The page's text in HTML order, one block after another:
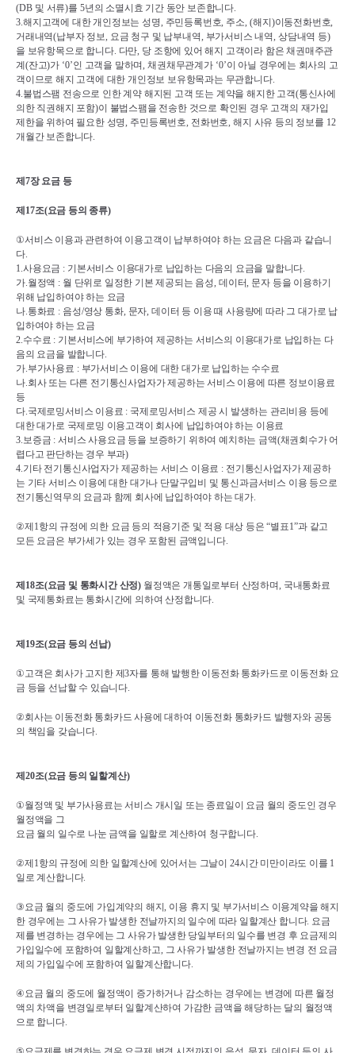
(DB 및 서류)를 5년의 소멸시효 기간 동안 보존합니다.
3.해지고객에 대한 개인정보는 성명, 주민등록번호, 주소, (해지 )이동전화번호
거래내역(납부자 정보, 요금 청구 및 납부내역, 부가서비스 내역, 상담내역 등)
을 보유항목으로 합니다. 다만, 당 조항에 있어 해지 고객이라 함은 채권매주관
계 (잔고)가 ‘0’인 고객을 말하며, 채권채무관계가 ‘0’이 아닐 경우에는 회사의 고
객이므로 해지 고객에 대한 개인정보 보유항목과는 무관합니다.
4.불법스팸 전송으로 인한 계약 해지된 고객 또는 계약을 해지한 고객(통신사에
의한 직권해지 포함)이 불법스팸을 전송한 것으로 확인된 경우 고객의 재가입
제한을 위하여 필요한 성명, 주민등록번호, 전화번호, 해지 사유 등의 정보를 12
개월간 보존합니다.
제 7장 요금 등
제 17조(요금 등의 종류)
①서비스 이용과 관련하여 이용고객이 납부하여야 하는 요금은 다음과 같습니
다.
1.사용요금 : 기본서비스 이용대가로 납입하는 다음의 요금을 말합니다.
가.월정액 : 월 단위로 일정한 기본 제공되는 음성, 데이터, 문자 등을 이용하기
위해 납입하여야 하는 요금
나.통화료 : 음성/영상 통화, 문자, 데이터 등 이용 때 사용량에 따라 그 대가로 납
입하여야 하는 요금
2.수수료 : 기본서비스에 부가하여 제공하는 서비스의 이용대가로 납입하는 다
음의 요금을 발합니다.
가.부가사용료 : 부가서비스 이용에 대한 대가로 납입하는 수수료
나.회사 또는 다른 전기통신사업자가 제공하는 서비스 이용에 따른 정보이용료
등
다.국제로밍서비스 이용료 : 국제로밍서비스 제공 시 발생하는 관리비용 등에
대한 대가로 국제로밍 이용고객이 회사에 납입하여야 하는 이용료
3.보증금 : 서비스 사용요금 등을 보증하기 위하여 예치하는 금액(채권회수가 어
렵다고 판단하는 경우 부과)
4.기타 전기통신사업자가 제공하는 서비스 이용료 : 전기통신사업자가 제공하
는 기타 서비스 이용에 대한 대가나 단말구입비 및 통신과금서비스 이용 등으로
전기통신역무의 요금과 함께 회사에 납입하여야 하는 대가.
②제 1항의 규정에 의한 요금 등의 적용기준 및 적용 대상 등은 “별표1”과 같고
모든 요금은 부가세가 있는 경우 포함된 금액입니다.
제 18조(요금 및 통화시간 산정) 월정액은 개통일로부터 산정하며, 국내통화료
및 국제통화료는 통화시간에 의하여 산정합니다.
제 19조(요금 등의 선납)
①고객은 회사가 고지한 제3자를 통해 발행한 이동전화 통화카드로 이동전화 요
금 등을 선납할 수 있습니다.
②회사는 이동전화 통화카드 사용에 대하여 이동전화 통화카드 발행자와 공동
의 책임을 갖습니다.
제 20조(요금 등의 일할계산)
①월정액 및 부가사용료는 서비스 개시일 또는 종료일이 요금 월의 중도인 경우
월정액을 그
요금 월의 일수로 나눈 금액을 일할로 계산하여 청구합니다.
②제 1항의 규정에 의한 일할계산에 있어서는 그날이 24시간 미만이라도 이를 1
일로 계산합니다.
③요금 월의 중도에 가입계약의 해지, 이용 휴지 및 부가서비스 이용계약을 해지
한 경우에는 그 사유가 발생한 전날까지의 일수에 따라 일할계산 합니다. 요금
제를 변경하는 경우에는 그 사유가 발생한 당일부터의 일수를 변경 후 요금제의
가입일수에 포함하여 일할계산하고, 그 사유가 발생한 전날까지는 변경 전 요금
제의 가입일수에 포함하여 일할계산합니다.
④요금 월의 중도에 월정액이 증가하거나 감소하는 경우에는 변경에 따른 월정
액의 차액을 변경일로부터 일할계산하여 가감한 금액을 해당하는 달의 월정액
으로 합니다.